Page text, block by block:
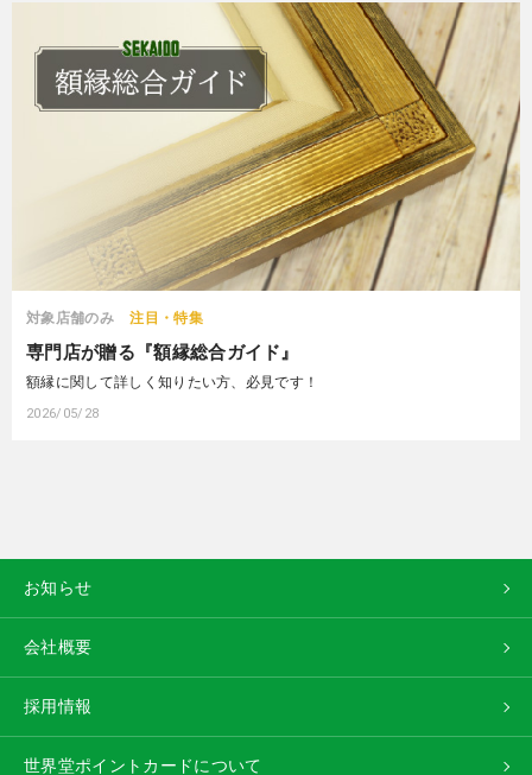
対象店舗のみ 注目・特集
専門店が贈る『額縁総合ガイド』
額縁に関して詳しく知りたい方、必見です！
2026/05/28
お知らせ
会社概要
採用情報
世界堂ポイントカードについて